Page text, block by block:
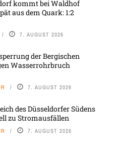
kommt bei Waldhof
aus dem Quark: 1:2
7. AUGUST 2026
der Bergischen
Wasserrohrbruch
7. AUGUST 2026
des Düsseldorfer Südens
zu Stromausfällen
7. AUGUST 2026